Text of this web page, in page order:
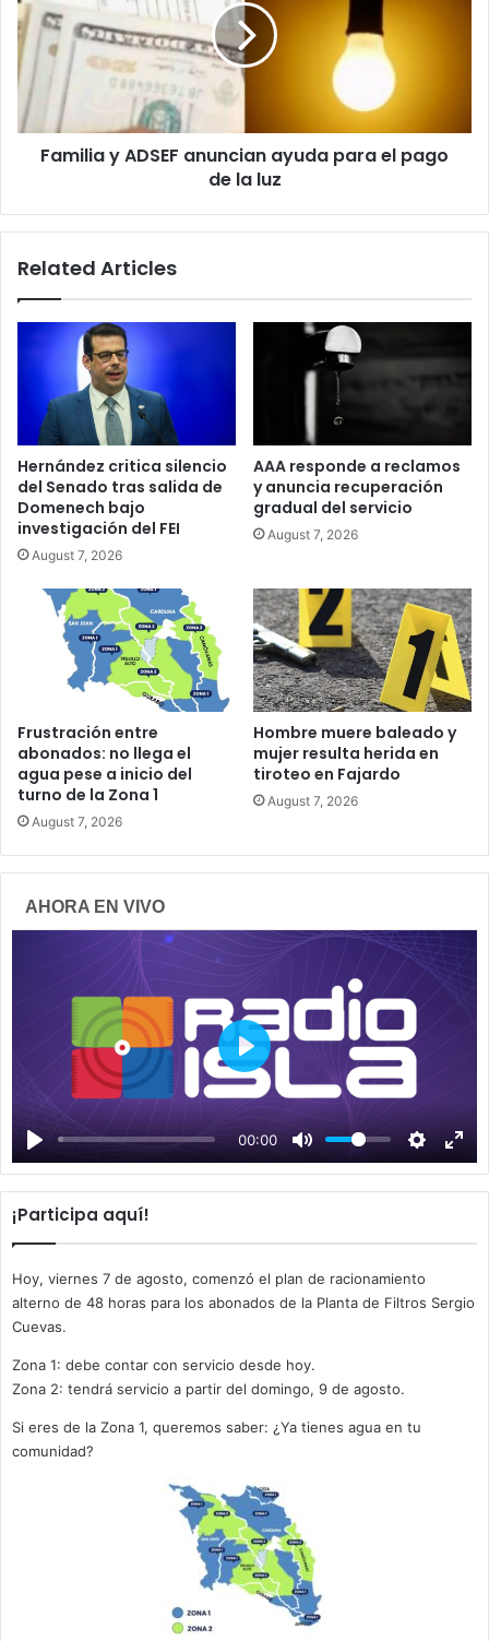
para
elegir
al
nuevo
papa
anuncian
ayuda
para
el
pago
de
Familia y ADSEF anuncian ayuda para el pago
de la luz
Related Articles
Hernández critica silencio
del Senado tras salida de
Domenech bajo
investigación del FEI
August 7, 2026
AAA responde a reclamos
y anuncia recuperación
gradual del servicio
August 7, 2026
Frustración entre
abonados: no llega el
agua pese a inicio del
turno de la Zona 1
August 7, 2026
Hombre muere baleado y
mujer resulta herida en
tiroteo en Fajardo
August 7, 2026
AHORA EN VIVO
00:00
P
a
y
¡Participa aquí!
Hoy, viernes 7 de agosto, comenzó el plan de racionamiento
alterno de 48 horas para los abonados de la Planta de Filtros Sergio
Cuevas.
Zona 1: debe contar con servicio desde hoy.
Zona 2: tendrá servicio a partir del domingo, 9 de agosto.
Si eres de la Zona 1, queremos saber: ¿Ya tienes agua en tu
comunidad?